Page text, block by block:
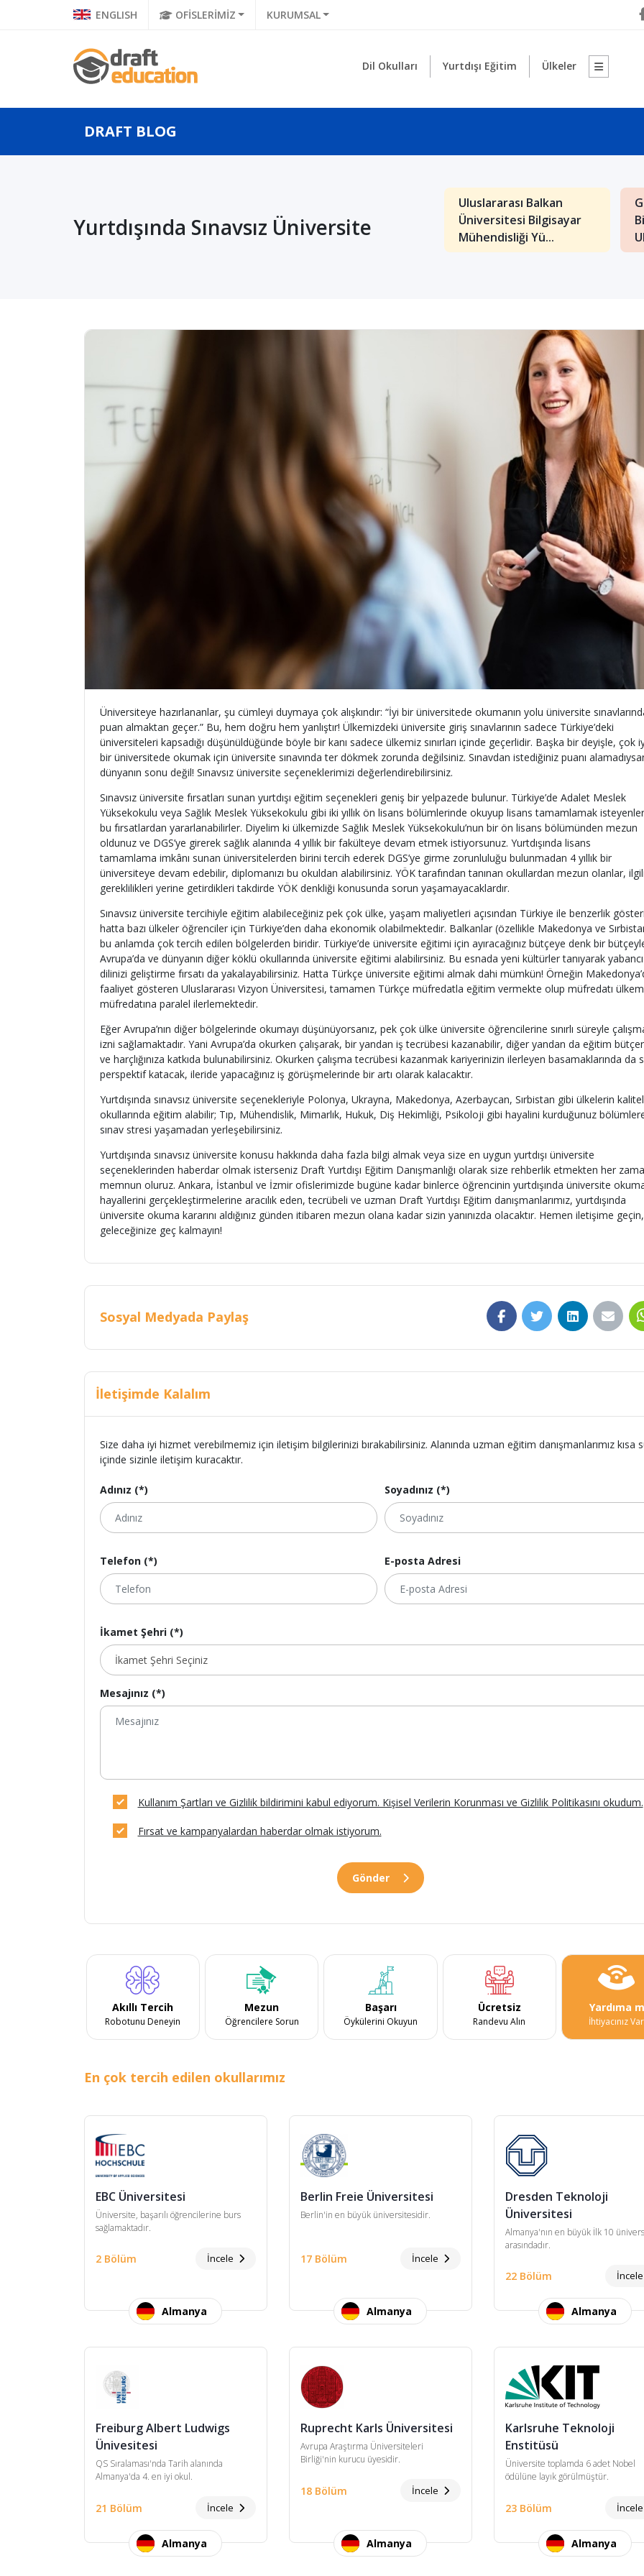
ENGLISH OFİSLERİMİZ KURUMSAL
Dil Okulları Yurtdışı Eğitim Ülkeler
DRAFT BLOG
Yurtdışında Sınavsız Üniversite
Bilimleri Mühendisleri,
Uluslararası ...
Üniversitesi İngilizce
Genetik ve B...
Makedonya Uluslararası
Balkan Üniversitesi'nde
Türkçe Öğretm...
Üniversiteye hazırlananlar, şu cümleyi duymaya çok alışkındır: “İyi bir üniversitede okumanın yolu üniversite
puan almaktan geçer.” Bu, hem doğru hem yanlıştır! Ülkemizdeki üniversite giriş sınavlarının sadece Türkiye’deki
üniversiteleri kapsadığı düşünüldüğünde böyle bir kanı sadece ülkemiz sınırları içinde geçerlidir. Başka bir deyişle, çok
bir üniversitede okumak için üniversite sınavında ter dökmek zorunda değilsiniz. Sınavdan istediğiniz puanı
dünyanın sonu değil! Sınavsız üniversite seçeneklerimizi değerlendirebilirsiniz.
Sınavsız üniversite fırsatları sunan yurtdışı eğitim seçenekleri geniş bir yelpazede bulunur. Türkiye’de Adalet Meslek
Yüksekokulu veya Sağlık Meslek Yüksekokulu gibi iki yıllık ön lisans bölümlerinde okuyup lisans tamamlamak
bu fırsatlardan yararlanabilirler. Diyelim ki ülkemizde Sağlık Meslek Yüksekokulu’nun bir ön lisans bölümünden mezun
oldunuz ve DGS’ye girerek sağlık alanında 4 yıllık bir fakülteye devam etmek istiyorsunuz. Yurtdışında lisans
tamamlama imkânı sunan üniversitelerden birini tercih ederek DGS’ye girme zorunluluğu bulunmadan 4 yıllık bir
üniversiteye devam edebilir, diplomanızı bu okuldan alabilirsiniz. YÖK tarafından tanınan okullardan mezun olanlar,
gereklilikleri yerine getirdikleri takdirde YÖK denkliği konusunda sorun yaşamayacaklardır.
Sınavsız üniversite tercihiyle eğitim alabileceğiniz pek çok ülke, yaşam maliyetleri açısından Türkiye ile benzerlik
hatta bazı ülkeler öğrenciler için Türkiye’den daha ekonomik olabilmektedir. Balkanlar (özellikle Makedonya ve
bu anlamda çok tercih edilen bölgelerden biridir. Türkiye’de üniversite eğitimi için ayıracağınız bütçeye denk bir
Avrupa’da ve dünyanın diğer köklü okullarında üniversite eğitimi alabilirsiniz. Bu esnada yeni kültürler tanıyarak yabancı
dilinizi geliştirme fırsatı da yakalayabilirsiniz. Hatta Türkçe üniversite eğitimi almak dahi mümkün! Örneğin
faaliyet gösteren Uluslararası Vizyon Üniversitesi, tamamen Türkçe müfredatla eğitim vermekte olup müfredatı
müfredatına paralel ilerlemektedir.
Eğer Avrupa’nın diğer bölgelerinde okumayı düşünüyorsanız, pek çok ülke üniversite öğrencilerine sınırlı süreyle
izni sağlamaktadır. Yani Avrupa’da okurken çalışarak, bir yandan iş tecrübesi kazanabilir, diğer yandan da eğitim
ve harçlığınıza katkıda bulunabilirsiniz. Okurken çalışma tecrübesi kazanmak kariyerinizin ilerleyen basamaklarında da
perspektif katacak, ileride yapacağınız iş görüşmelerinde bir artı olarak kalacaktır.
Yurtdışında sınavsız üniversite seçenekleriyle Polonya, Ukrayna, Makedonya, Azerbaycan, Sırbistan gibi ülkelerin
okullarında eğitim alabilir; Tıp, Mühendislik, Mimarlık, Hukuk, Diş Hekimliği, Psikoloji gibi hayalini kurduğunuz
sınav stresi yaşamadan yerleşebilirsiniz.
Yurtdışında sınavsız üniversite konusu hakkında daha fazla bilgi almak veya size en uygun yurtdışı üniversite
seçeneklerinden haberdar olmak isterseniz Draft Yurtdışı Eğitim Danışmanlığı olarak size rehberlik etmekten her
memnun oluruz. Ankara, İstanbul ve İzmir ofislerimizde bugüne kadar binlerce öğrencinin yurtdışında üniversite
hayallerini gerçekleştirmelerine aracılık eden, tecrübeli ve uzman Draft Yurtdışı Eğitim danışmanlarımız, yurtdışında
üniversite okuma kararını aldığınız günden itibaren mezun olana kadar sizin yanınızda olacaktır. Hemen iletişime geçin,
geleceğinize geç kalmayın!
Sosyal Medyada Paylaş
İletişimde Kalalım
Size daha iyi hizmet verebilmemiz için iletişim bilgilerinizi bırakabilirsiniz. Alanında uzman eğitim danışmanlarımız kısa
içinde sizinle iletişim kuracaktır.
Adınız (*) Soyadınız (*)
Telefon (*) E-posta Adresi
İkamet Şehri (*)
Mesajınız (*)
Kullanım Şartları ve Gizlilik bildirimini kabul ediyorum. Kişisel Verilerin Korunması ve Gizlilik Politikasını okudum.
Fırsat ve kampanyalardan haberdar olmak istiyorum.
Gönder
Akıllı Tercih
Robotunu Deneyin
Mezun
Öğrencilere Sorun
Başarı
Öykülerini Okuyun
Ücretsiz
Randevu Alın
Yardıma
İhtiyacınız
En çok tercih edilen okullarımız
EBC Üniversitesi
Üniversite, başarılı öğrencilerine burs
sağlamaktadır.
2 Bölüm İncele
Almanya
Berlin Freie Üniversitesi
Berlin'in en büyük üniversitesidir.
17 Bölüm İncele
Almanya
Dresden Teknoloji
Üniversitesi
Almanya'nın en büyük İlk 10
arasındadır.
22 Bölüm
Almanya
Freiburg Albert Ludwigs
Ünivesitesi
QS Sıralaması'nda Tarih alanında
Almanya'da 4. en iyi okul.
21 Bölüm İncele
Almanya
Ruprecht Karls Üniversitesi
Avrupa Araştırma Üniversiteleri
Birliği'nin kurucu üyesidir.
18 Bölüm İncele
Almanya
Karlsruhe Teknoloji
Enstitüsü
Üniversite toplamda 6 adet Nobel
ödülüne layık görülmüştür.
23 Bölüm
Almanya